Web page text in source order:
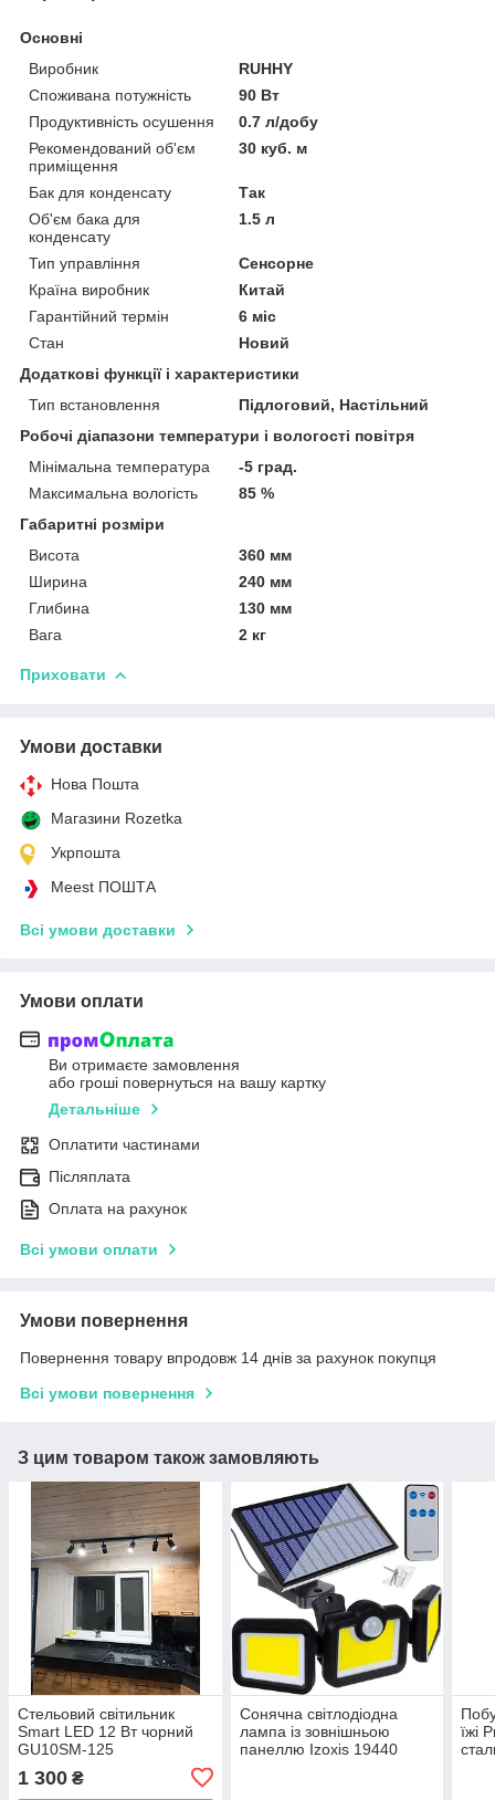
Основні
Виробник
RUHHY
Споживана потужність
90 Вт
Продуктивність осушення
0.7 л/добу
Рекомендований об'єм
приміщення
30 куб. м
Бак для конденсату
Так
Об'єм бака для
конденсату
1.5 л
Тип управління
Сенсорне
Країна виробник
Китай
Гарантійний термін
6 міс
Стан
Новий
Додаткові функції і характеристики
Тип встановлення
Підлоговий, Настільний
Робочі діапазони температури і вологості повітря
Мінімальна температура
-5 град.
Максимальна вологість
85 %
Габаритні розміри
Висота
360 мм
Ширина
240 мм
Глибина
130 мм
Вага
2 кг
Приховати
Умови доставки
Нова Пошта
Магазини Rozetka
Укрпошта
Meest ПОШТА
Всі умови доставки
Умови оплати
Ви отримаєте замовлення
або гроші повернуться на вашу картку
Детальніше
Оплатити частинами
Післяплата
Оплата на рахунок
Всі умови оплати
Умови повернення
Повернення товару впродовж 14 днів за рахунок покупця
Всі умови повернення
З цим товаром також замовляють
Стельовий світильник
Smart LED 12 Вт чорний
GU10SM-125
1 300 ₴
Сонячна світлодіодна
лампа із зовнішньою
панеллю Izoxis 19440
їжі